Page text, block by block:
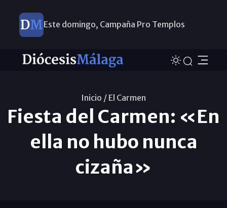
Este domingo, Campaña Pro Templos
Inicio / El Carmen
Fiesta del Carmen: «En
ella no hubo nunca
cizaña»